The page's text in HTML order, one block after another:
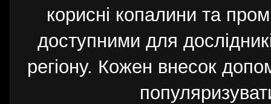
корисні копалини та
доступними для
регіону. Кожен внесок